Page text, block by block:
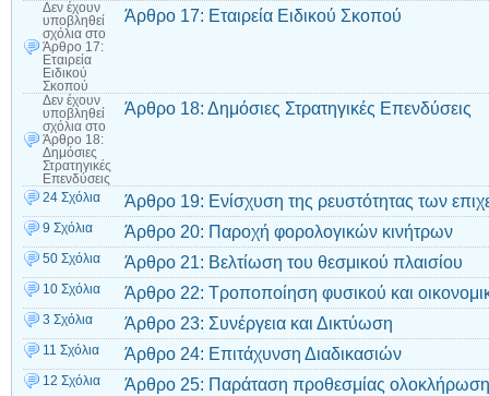
Δεν έχουν
υποβληθεί
σχόλια στο
Άρθρο 17:
Εταιρεία
Ειδικού
Σκοπού
Άρθρο 17: Εταιρεία Ειδικού Σκοπού
Δεν έχουν
υποβληθεί
σχόλια στο
Άρθρο 18:
Δημόσιες
Στρατηγικές
Επενδύσεις
Άρθρο 18: Δημόσιες Στρατηγικές Επενδύσεις
24 Σχόλια Άρθρο 19: Ενίσχυση της ρευστότητας των
9 Σχόλια Άρθρο 20: Παροχή φορολογικών κινήτρων
50 Σχόλια Άρθρο 21: Βελτίωση του θεσμικού πλαισίου
10 Σχόλια Άρθρο 22: Τροποποίηση φυσικού και
3 Σχόλια Άρθρο 23: Συνέργεια και Δικτύωση
11 Σχόλια Άρθρο 24: Επιτάχυνση Διαδικασιών
12 Σχόλια Άρθρο 25: Παράταση προθεσμίας